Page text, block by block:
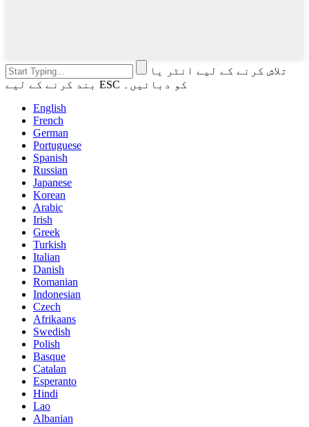
تلاش کرنے کے لیے انٹر یا
بند کرنے کے لیے ESC کو دبائیں۔
English
French
German
Portuguese
Spanish
Russian
Japanese
Korean
Arabic
Irish
Greek
Turkish
Italian
Danish
Romanian
Indonesian
Czech
Afrikaans
Swedish
Polish
Basque
Catalan
Esperanto
Hindi
Lao
Albanian